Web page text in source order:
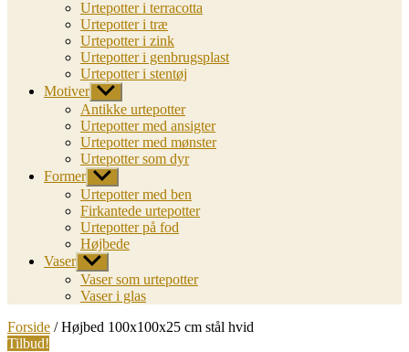
Urtepotter i terracotta
Urtepotter i træ
Urtepotter i zink
Urtepotter i genbrugsplast
Urtepotter i stentøj
Motiver Vis
undermenu
Antikke urtepotter
Urtepotter med ansigter
Urtepotter med mønster
Urtepotter som dyr
Former Vis
undermenu
Urtepotter med ben
Firkantede urtepotter
Urtepotter på fod
Højbede
Vaser Vis
undermenu
Vaser som urtepotter
Vaser i glas
Forside / Højbed 100x100x25 cm stål hvid
Tilbud!